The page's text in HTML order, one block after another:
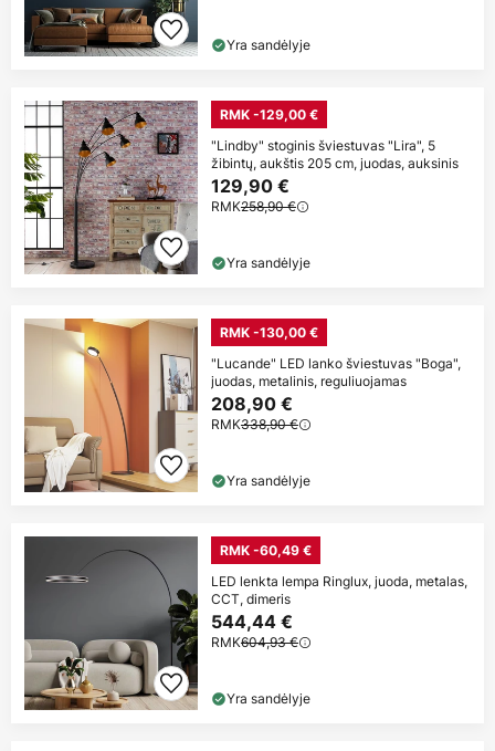
Yra sandėlyje
RMK -129,00 €
"Lindby" stoginis šviestuvas "Lira", 5
žibintų, aukštis 205 cm, juodas, auksinis
129,90 €
RMK258,90 €
Yra sandėlyje
RMK -130,00 €
"Lucande" LED lanko šviestuvas "Boga",
juodas, metalinis, reguliuojamas
208,90 €
RMK338,90 €
Yra sandėlyje
RMK -60,49 €
LED lenkta lempa Ringlux, juoda, metalas,
CCT, dimeris
544,44 €
RMK604,93 €
Yra sandėlyje